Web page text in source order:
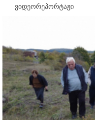
ვიდეორეპორტაჟი